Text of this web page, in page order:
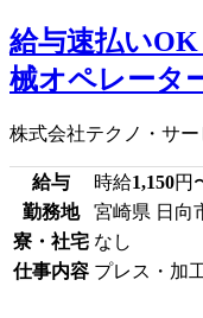
給与速払い
械オペレータ
株式会社テクノ・サー
給与 時給1,150円
勤務地
宮崎県 日向
寮・社宅 なし
仕事内容 プレス・加